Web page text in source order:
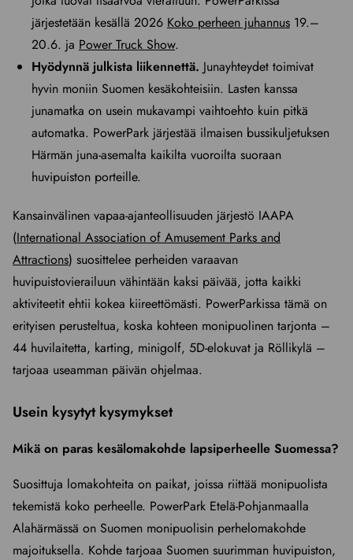
järjestetään kesällä 2026 Koko perheen juhannus 19.–
20.6. ja Power Truck Show.
Hyödynnä julkista liikennettä. Junayhteydet toimivat
hyvin moniin Suomen kesäkohteisiin. Lasten kanssa
junamatka on usein mukavampi vaihtoehto kuin pitkä
automatka. PowerPark järjestää ilmaisen bussikuljetuksen
Härmän juna-asemalta kaikilta vuoroilta suoraan
huvipuiston porteille.
Kansainvälinen vapaa-ajanteollisuuden järjestö IAAPA
(International Association of Amusement Parks and
Attractions) suosittelee perheiden varaavan
huvipuistovierailuun vähintään kaksi päivää, jotta kaikki
aktiviteetit ehtii kokea kiireettömästi. PowerParkissa tämä on
erityisen perusteltua, koska kohteen monipuolinen tarjonta –
44 huvilaitetta, karting, minigolf, 5D-elokuvat ja Röllikylä –
tarjoaa useamman päivän ohjelmaa.
Usein kysytyt kysymykset
Mikä on paras kesälomakohde lapsiperheelle Suomessa?
Suosittuja lomakohteita on paikat, joissa riittää monipuolista
tekemistä koko perheelle. PowerPark Etelä-Pohjanmaalla
Alahärmässä on Suomen monipuolisin perhelomakohde
majoituksella. Kohde tarjoaa Suomen suurimman huvipuiston,